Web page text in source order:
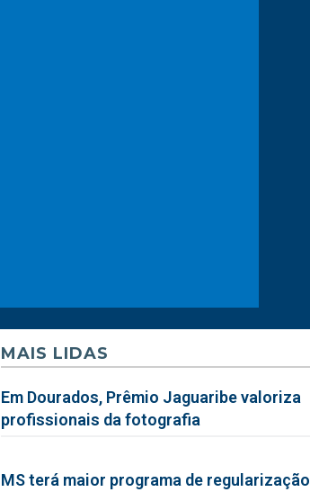
MAIS LIDAS
Em Dourados, Prêmio Jaguaribe valoriza
profissionais da fotografia
MS terá maior programa de regularização